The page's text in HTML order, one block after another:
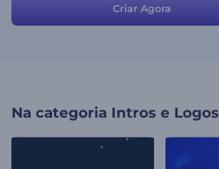
Criar Agora
Na categoria Intros e Logos